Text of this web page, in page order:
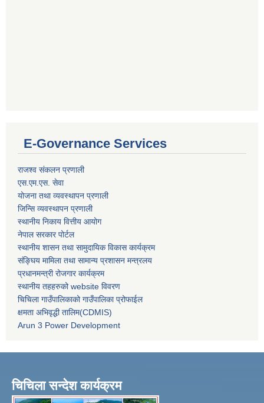
E-Governance Services
राजश्व संकलन प्रणाली
एस.एम.एस. सेवा
योजना तथा व्यवस्थापन प्रणाली
जिन्सि व्यवस्थापन प्रणाली
स्थानीय निकाय वित्तीय आयोग
नेपाल सरकार पोर्टल
स्थानीय शासन तथा सामुदायिक विकास कार्यक्रम
संङ्घिय मामिला तथा सामान्य प्रशासन मन्त्रलय
प्रधानमन्त्री रोजगार कार्यक्रम
स्थानीय तहहरुको website विवरण
चिचिला गाउँपालिकाको गाउँपालिका प्रोफाईल
क्षमता अभिवृद्धी तालिम(CDMIS)
Arun 3 Power Development
चिचिला सन्देश कार्यक्रम